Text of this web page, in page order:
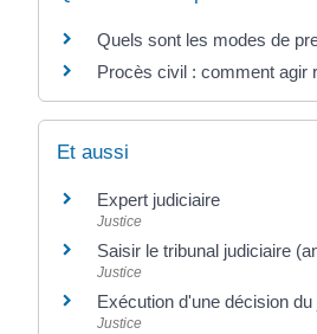
Quels sont les modes de
Procès civil : comment agir
Et aussi
Expert judiciaire
Justice
Saisir le tribunal judiciaire
Justice
Exécution d'une décision du
Justice